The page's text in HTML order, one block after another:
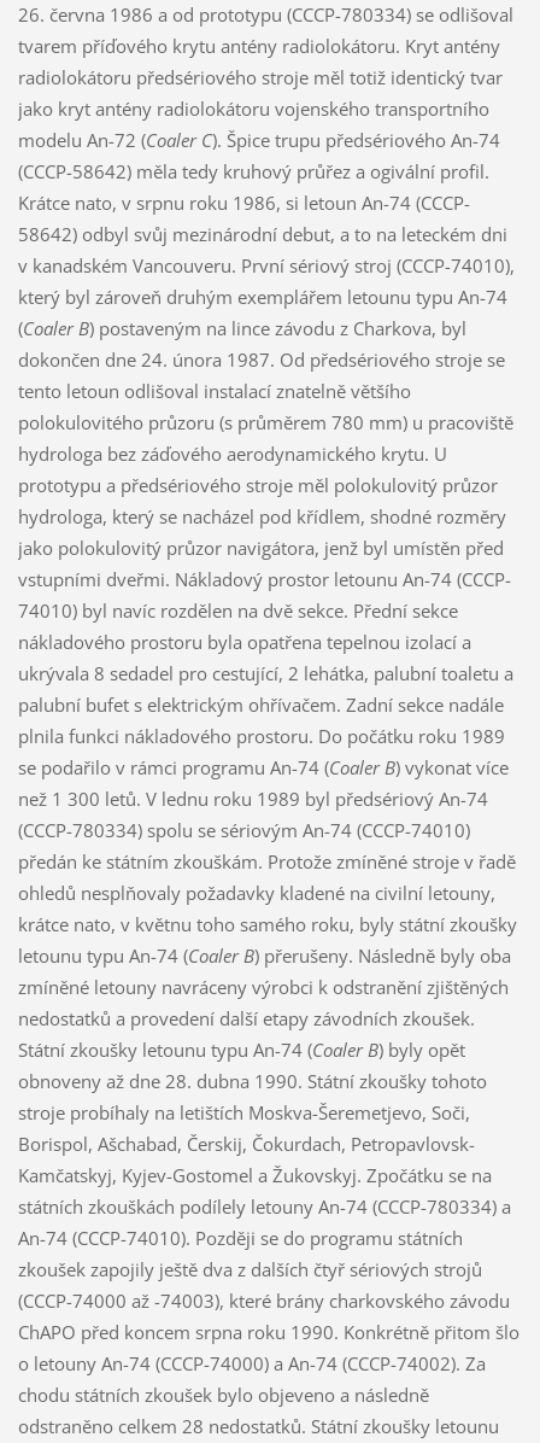
26. června 1986 a od prototypu (CCCP-780334) se odlišoval
tvarem příďového krytu antény radiolokátoru. Kryt antény
radiolokátoru předsériového stroje měl totiž identický tvar
jako kryt antény radiolokátoru vojenského transportního
modelu An-72 (Coaler C). Špice trupu předsériového An-74
(CCCP-58642) měla tedy kruhový průřez a ogivální profil.
Krátce nato, v srpnu roku 1986, si letoun An-74 (CCCP-
58642) odbyl svůj mezinárodní debut, a to na leteckém dni
v kanadském Vancouveru. První sériový stroj (CCCP-74010),
který byl zároveň druhým exemplářem letounu typu An-74
(Coaler B) postaveným na lince závodu z Charkova, byl
dokončen dne 24. února 1987. Od předsériového stroje se
tento letoun odlišoval instalací znatelně většího
polokulovitého průzoru (s průměrem 780 mm) u pracoviště
hydrologa bez záďového aerodynamického krytu. U
prototypu a předsériového stroje měl polokulovitý průzor
hydrologa, který se nacházel pod křídlem, shodné rozměry
jako polokulovitý průzor navigátora, jenž byl umístěn před
vstupními dveřmi. Nákladový prostor letounu An-74 (CCCP-
74010) byl navíc rozdělen na dvě sekce. Přední sekce
nákladového prostoru byla opatřena tepelnou izolací a
ukrývala 8 sedadel pro cestující, 2 lehátka, palubní toaletu a
palubní bufet s elektrickým ohřívačem. Zadní sekce nadále
plnila funkci nákladového prostoru. Do počátku roku 1989
se podařilo v rámci programu An-74 (Coaler B) vykonat více
než 1 300 letů. V lednu roku 1989 byl předsériový An-74
(CCCP-780334) spolu se sériovým An-74 (CCCP-74010)
předán ke státním zkouškám. Protože zmíněné stroje v řadě
ohledů nesplňovaly požadavky kladené na civilní letouny,
krátce nato, v květnu toho samého roku, byly státní zkoušky
letounu typu An-74 (Coaler B) přerušeny. Následně byly oba
zmíněné letouny navráceny výrobci k odstranění zjištěných
nedostatků a provedení další etapy závodních zkoušek.
Státní zkoušky letounu typu An-74 (Coaler B) byly opět
obnoveny až dne 28. dubna 1990. Státní zkoušky tohoto
stroje probíhaly na letištích Moskva-Šeremetjevo, Soči,
Borispol, Ašchabad, Čerskij, Čokurdach, Petropavlovsk-
Kamčatskyj, Kyjev-Gostomel a Žukovskyj. Zpočátku se na
státních zkouškách podílely letouny An-74 (CCCP-780334) a
An-74 (CCCP-74010). Později se do programu státních
zkoušek zapojily ještě dva z dalších čtyř sériových strojů
(CCCP-74000 až -74003), které brány charkovského závodu
ChAPO před koncem srpna roku 1990. Konkrétně přitom šlo
o letouny An-74 (CCCP-74000) a An-74 (CCCP-74002). Za
chodu státních zkoušek bylo objeveno a následně
odstraněno celkem 28 nedostatků. Státní zkoušky letounu